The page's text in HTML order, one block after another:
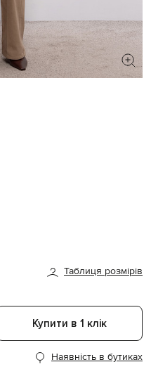
Таблиця розмірів
Купити в 1 клік
Наявність в бутиках